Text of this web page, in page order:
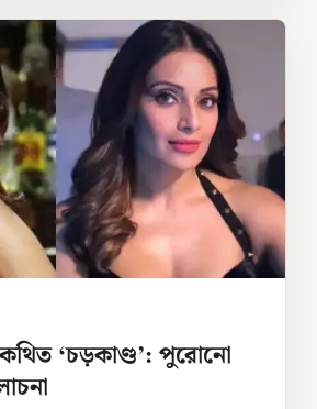
কথিত ‘চড়কাণ্ড’: পুরোনো